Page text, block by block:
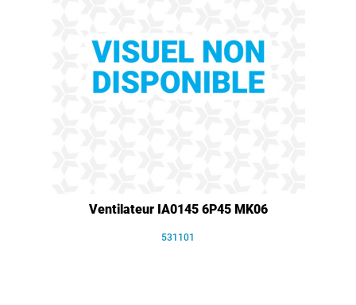
Ventilateur IA0145 6P45 MK06
531101